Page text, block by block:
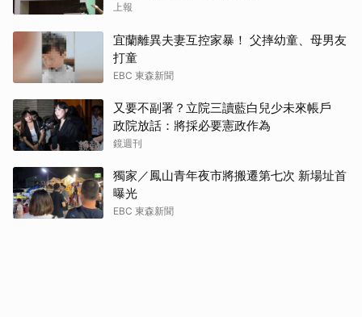
上報
宜蘭離異夫妻互控家暴！ 父摔幼童、母男友
打童
EBC 東森新聞
又要不副署？立院三讀藍白兒少未來帳戶
政院放話：將採必要憲政作為
鏡週刊
獨家／鳳山青年夜市將搬遷第七次 新場址首
曝光
EBC 東森新聞